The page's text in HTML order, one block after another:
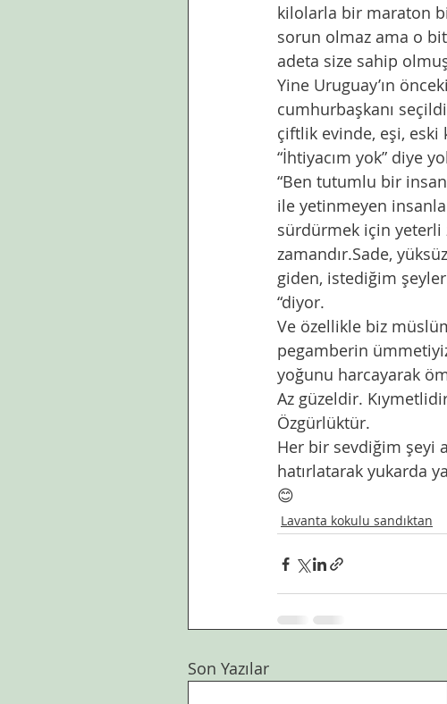
kilolarla bir maraton
sorun olmaz ama o
adeta size sahip
Yine Uruguay’ın
cumhurbaşkanı
çiftlik evinde, eşi, eski
“İhtiyacım yok” diye
“Ben tutumlu bir
ile yetinmeyen
sürdürmek için yeterli
zamandır.Sade,
giden, istediğim
“diyor.
Ve özellikle biz
pegamberin
yoğunu harcayarak
Az güzeldir.
Özgürlüktür.
Her bir sevdiğim şeyi
hatırlatarak yukarda
😊
Lavanta kokulu sandıktan
Son Yazılar